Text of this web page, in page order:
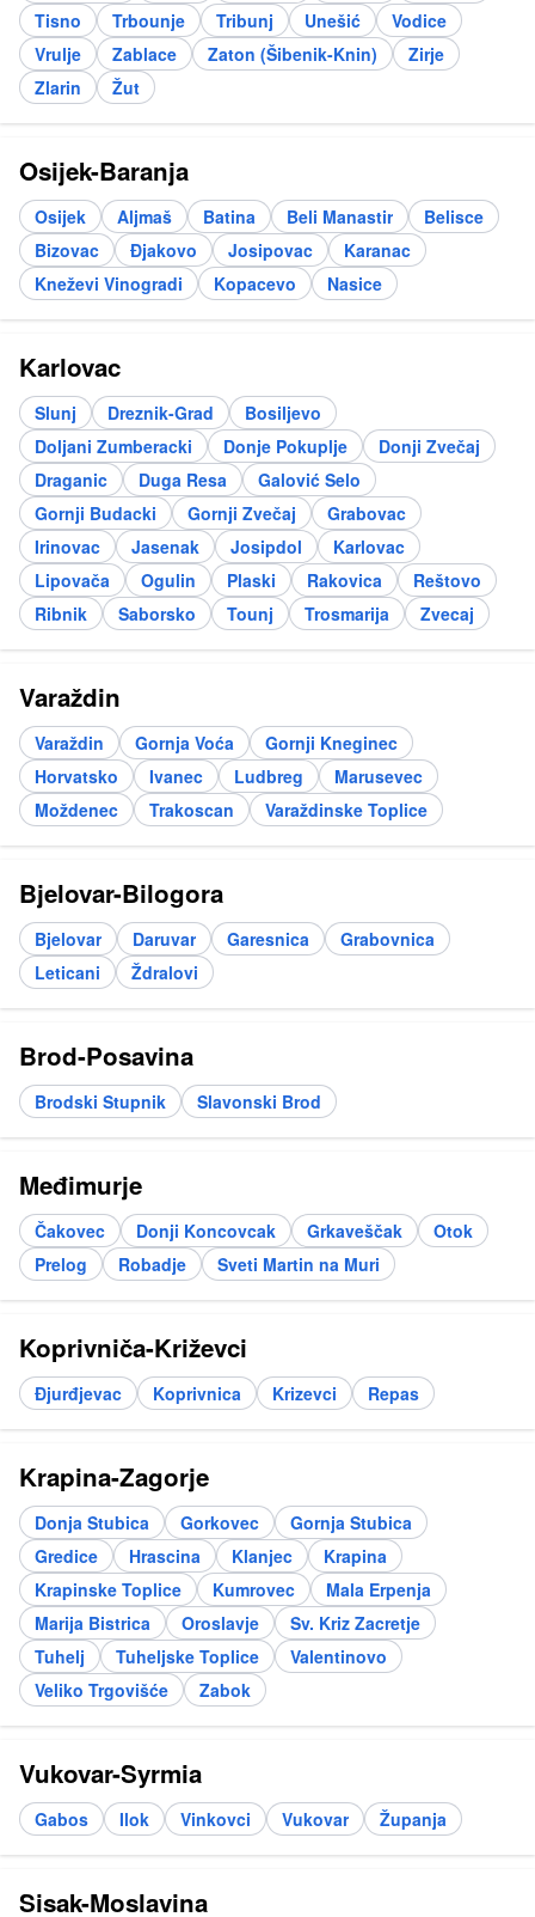
Tisno
Trbounje Tribunj Unešić
Vodice
Vrulje
Zablace Zaton (Šibenik-Knin)
Zirje
Zlarin
Žut
Osijek-Baranja
Osijek Aljmaš Batina Beli Manastir
Belisce
Bizovac
Đjakovo Josipovac
Karanac
Kneževi Vinogradi
Kopacevo Nasice
Karlovac
Slunj Dreznik-Grad
Bosiljevo
Doljani Zumberacki
Donje Pokuplje
Donji Zvečaj
Draganic
Duga Resa
Galović Selo
Gornji Budacki
Gornji Zvečaj
Grabovac
Irinovac
Jasenak Josipdol
Karlovac
Lipovača
Ogulin Plaski Rakovica
Reštovo
Ribnik
Saborsko Tounj Trosmarija Zvecaj
Varaždin
Varaždin Gornja Voća
Gornji Kneginec
Horvatsko
Ivanec Ludbreg
Marusevec
Moždenec
Trakoscan Varaždinske Toplice
Bjelovar-Bilogora
Bjelovar Daruvar Garesnica
Grabovnica
Leticani
Ždralovi
Brod-Posavina
Brodski Stupnik Slavonski Brod
Međimurje
Čakovec Donji Koncovcak Grkaveščak
Otok
Prelog
Robadje Sveti Martin na Muri
Koprivniča-Križevci
Đjurđjevac Koprivnica Krizevci Repas
Krapina-Zagorje
Donja Stubica Gorkovec
Gornja Stubica
Gredice
Hrascina Klanjec
Krapina
Krapinske Toplice
Kumrovec
Mala Erpenja
Marija Bistrica
Oroslavje
Sv. Kriz Zacretje
Tuhelj
Tuheljske Toplice
Valentinovo
Veliko Trgovišće
Zabok
Vukovar-Syrmia
Gabos Ilok Vinkovci Vukovar Županja
Sisak-Moslavina